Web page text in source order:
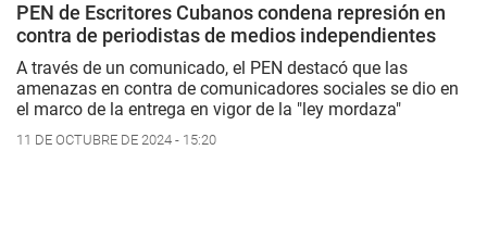
PEN de Escritores Cubanos condena represión en
contra de periodistas de medios independientes
A través de un comunicado, el PEN destacó que las
amenazas en contra de comunicadores sociales se dio en
el marco de la entrega en vigor de la "ley mordaza"
11 DE OCTUBRE DE 2024 - 15:20